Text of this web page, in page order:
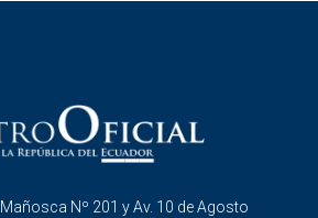
Mañosca Nº 201 y Av. 10 de Agosto